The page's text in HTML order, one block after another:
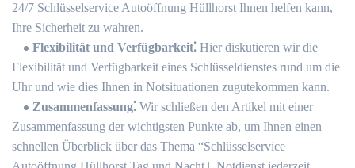
24/7 Schlüsselservice Autoöffnung Hüllhorst Ihnen helfen kann,
Ihre Sicherheit zu wahren.​
Flexibilität und Verfügbarkeit⁚ Hier diskutieren wir die
Flexibilität und Verfügbarkeit eines Schlüsseldienstes rund um die
Uhr und wie dies Ihnen in Notsituationen zugutekommen kann.​
Zusammenfassung⁚ Wir schließen den Artikel mit einer
Zusammenfassung der wichtigsten Punkte ab, um Ihnen einen
schnellen Überblick über das Thema “Schlüsselservice